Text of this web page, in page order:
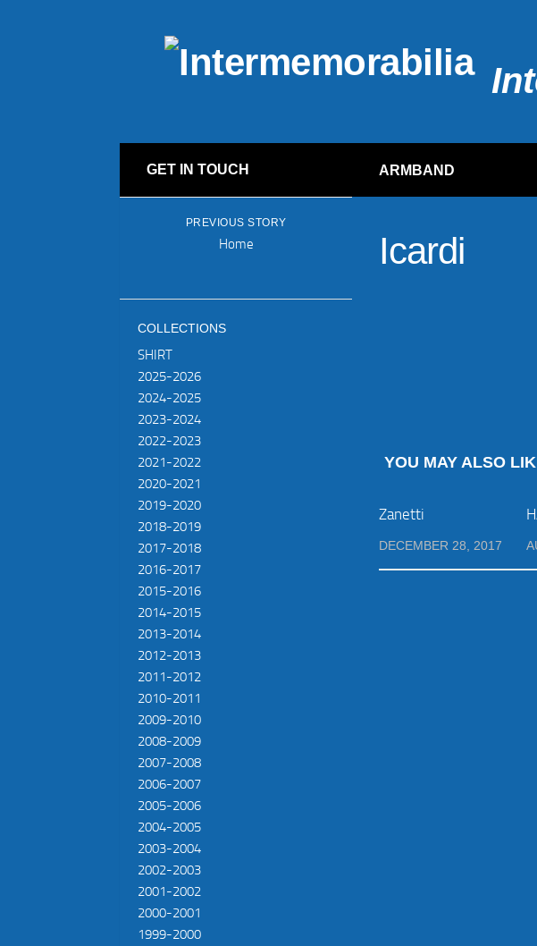
ARMBAND
Icardi
YOU MAY ALSO
Zanetti
DECEMBER 28, 2017
GET IN TOUCH
PREVIOUS STORY
Home
COLLECTIONS
SHIRT
2025-2026
2024-2025
2023-2024
2022-2023
2021-2022
2020-2021
2019-2020
2018-2019
2017-2018
2016-2017
2015-2016
2014-2015
2013-2014
2012-2013
2011-2012
2010-2011
2009-2010
2008-2009
2007-2008
2006-2007
2005-2006
2004-2005
2003-2004
2002-2003
2001-2002
2000-2001
1999-2000